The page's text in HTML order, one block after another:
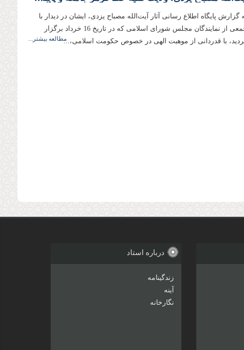
گزارش پایگاه اطلاع رسانی آثار آیت‌الله مصباح یزدی، ایشان در دیدار با
جمعی از نمایندگان مجلس شورای اسلامی که در تاریخ 16 خرداد برگزار
با قدردانی از موهبت الهی در خصوص حکومت اسلامی،...مطالعه بیشتر...
درباره استاد
زندگینامه
آینه
نگارخانه